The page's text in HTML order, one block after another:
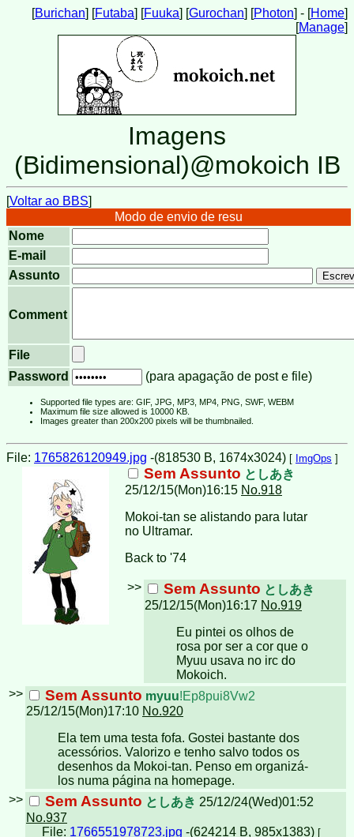
[Burichan] [Futaba] [Fuuka] [Gurochan] [Photon] - [Home]
[Manage]
Imagens
(Bidimensional)@mokoich IB
[Voltar ao BBS]
Modo de envio de resu
Nome
E-mail
Assunto
Comment
File
Password
(para apagação de post e file)
Supported file types are: GIF, JPG, MP3, MP4, PNG, SWF, WEBM
Maximum file size allowed is 10000 KB.
Images greater than 200x200 pixels will be thumbnailed.
File: 1765826120949.jpg -(818530 B, 1674x3024) [ ImgOps ]
Sem Assunto としあき
25/12/15(Mon)16:15 No.918
Mokoi-tan se alistando para lutar
no Ultramar.
Back to '74
>> Sem Assunto としあき
25/12/15(Mon)16:17 No.919
Eu pintei os olhos de
rosa por ser a cor que o
Myuu usava no irc do
Mokoich.
>>
Sem Assunto myuu!Ep8pui8Vw2
25/12/15(Mon)17:10 No.920
Ela tem uma testa fofa. Gostei bastante dos
acessórios. Valorizo e tenho salvo todos os
desenhos da Mokoi-tan. Penso em organizá-
los numa página na homepage.
>>
Sem Assunto としあき 25/12/24(Wed)01:52
No.937
File: 1766551978723.jpg -(624214 B, 985x1383) [